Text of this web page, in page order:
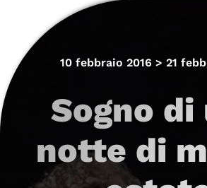
10 febbraio 2016 > 21
Sogno di
notte di